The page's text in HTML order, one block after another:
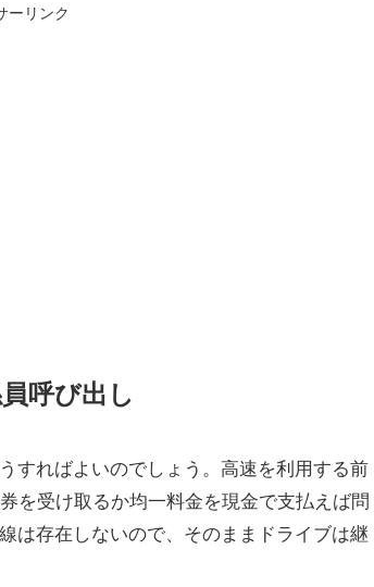
ーリンク
呼び出し
すればよいのでしょう。高速を利用する前
を受け取るか均一料金を現金で支払えば問
は存在しないので、そのままドライブは継